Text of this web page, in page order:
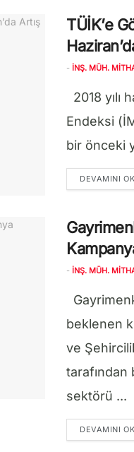
TÜİK’e
- İNŞ. MÜH.
2018 yılı
Endeksi
bir önceki
DEVAMINI
- İNŞ. MÜH.
beklenen
ve
tarafından
sektörü ...
DEVAMINI